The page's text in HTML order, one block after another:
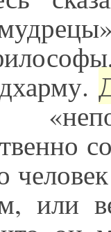
или